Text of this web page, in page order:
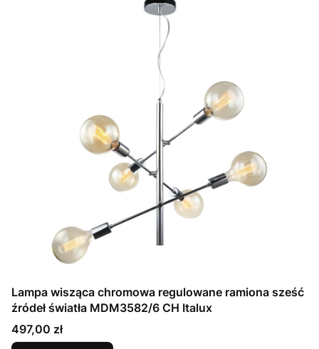
Lampa wisząca chromowa regulowane ramiona sześć
źródeł światła MDM3582/6 CH Italux
Cena
497,00 zł